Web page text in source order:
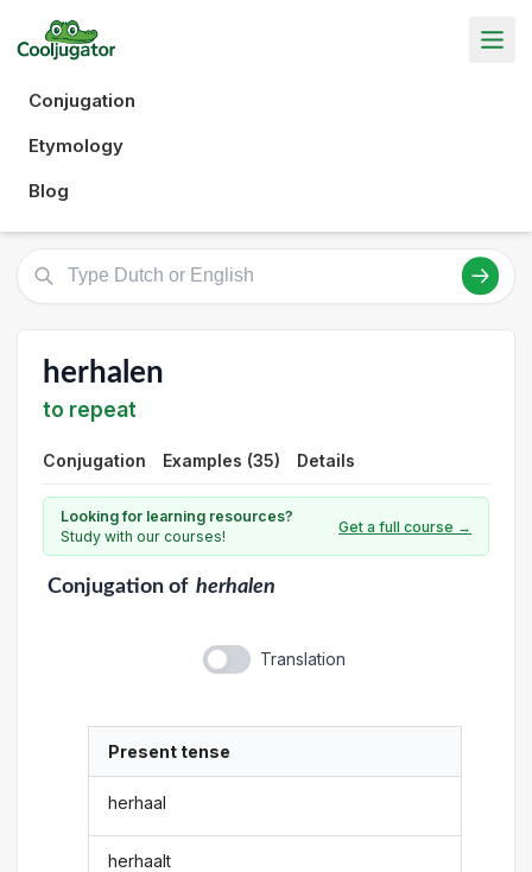
Conjugation
Etymology
Blog
herhalen
to repeat
Conjugation Examples (35) Details
Looking for learning resources?
Study with our courses!
Get a full course →
Conjugationof herhalen
Translation
Present tense
herhaal
herhaalt